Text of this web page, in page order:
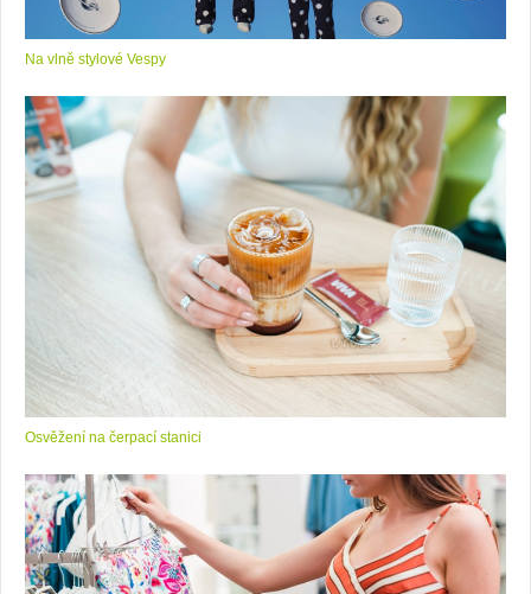
Na vlně stylové Vespy
Osvěžení na čerpací stanici